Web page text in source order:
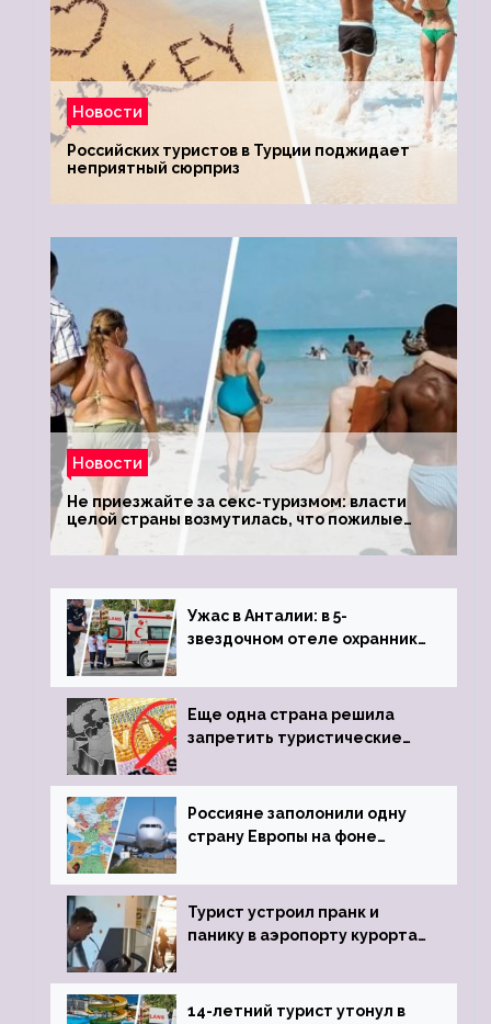
Новости
Российских туристов в Турции поджидает
неприятный сюрприз
Новости
Не приезжайте за секс-туризмом: власти
целой страны возмутилась, что пожилые
туристки массово едут к ним, чтобы
обзавестись молодыми любовниками
Ужас в Анталии: в 5-
звездочном отеле охранник
пистолета
Еще одна страна решила
запретить туристические
Россияне заполонили одну
страну Европы на фоне
виз
Турист устроил пранк и
панику в аэропорту курорта,
задержке рейса
14-летний турист утонул в